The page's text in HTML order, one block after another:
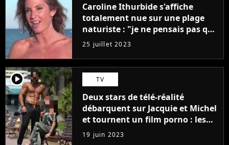
Caroline Ithurbide s'affiche
totalement nue sur une plage
naturiste : "je ne pensais pas que
j'arriverais à le faire..."
25 juillet 2023
player2 TV
Deux stars de télé-réalité
débarquent sur Jacquie et Michel
et tournent un film porno : les
premières images du tournage
(exclu)
19 juin 2023